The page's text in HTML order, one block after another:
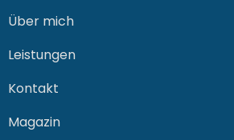
Über mich
Leistungen
Kontakt
Magazin